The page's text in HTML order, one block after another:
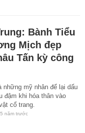
Bành Tiểu
Mịch đẹp
Tấn kỳ công
những mỹ nhân để lại dấu
đậm khi hóa thân vào
cổ trang.
5 năm trước